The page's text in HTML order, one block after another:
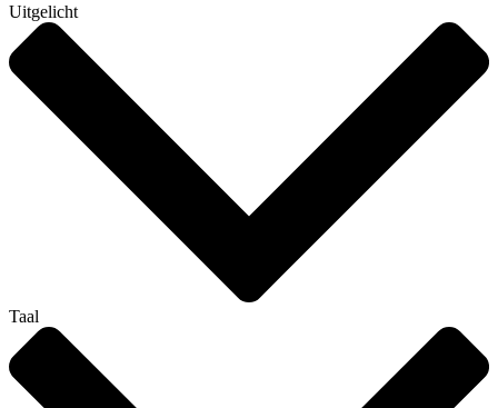
Uitgelicht
Taal